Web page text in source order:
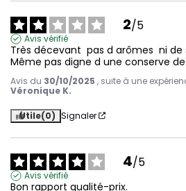
2/5
Avis vérifié
Très décevant  pas d arômes  ni de
Même pas digne d une conserve
Avis du 30/10/2025 , suite à une
Véronique K.
Utile(0) Signaler
4/5
Avis vérifié
Bon rapport qualité-prix.